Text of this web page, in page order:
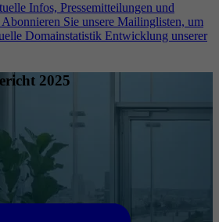
Infos, Pressemitteilungen und
Abonnieren Sie unsere Mailinglisten, um
Domainstatistik Entwicklung unserer
2025